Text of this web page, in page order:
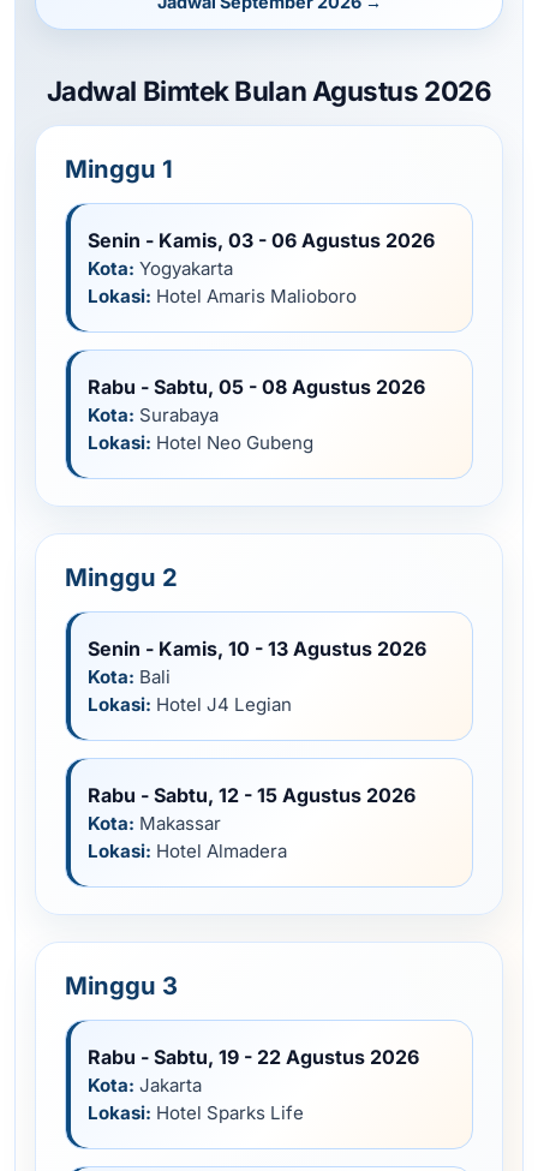
Jadwal Bimtek Bulan Agustus 2026
Minggu 1
Senin - Kamis, 03 - 06 Agustus 2026
Kota: Yogyakarta
Lokasi: Hotel Amaris Malioboro
Rabu - Sabtu, 05 - 08 Agustus 2026
Kota: Surabaya
Lokasi: Hotel Neo Gubeng
Minggu 2
Senin - Kamis, 10 - 13 Agustus 2026
Kota: Bali
Lokasi: Hotel J4 Legian
Rabu - Sabtu, 12 - 15 Agustus 2026
Kota: Makassar
Lokasi: Hotel Almadera
Minggu 3
Rabu - Sabtu, 19 - 22 Agustus 2026
Kota: Jakarta
Lokasi: Hotel Sparks Life